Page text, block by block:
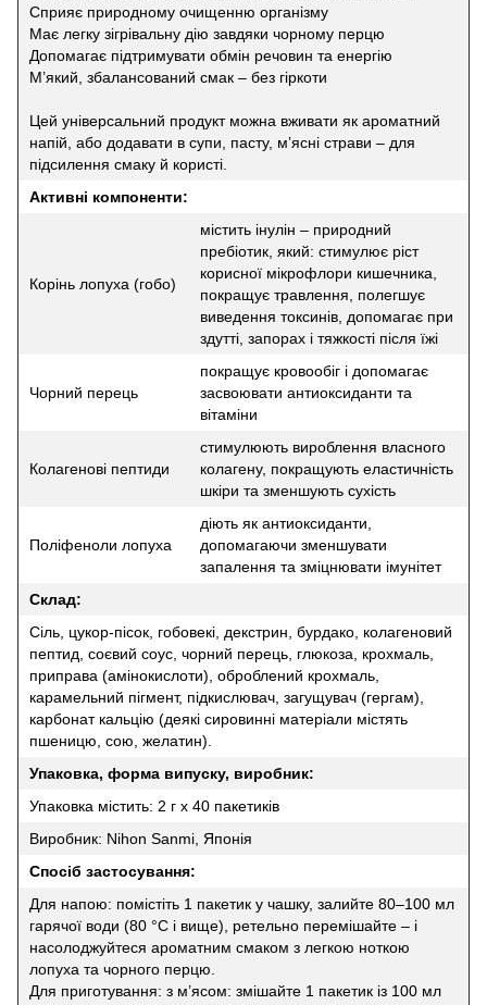
Сприяє природному очищенню організму
Має легку зігрівальну дію завдяки чорному перцю
Допомагає підтримувати обмін речовин та енергію
М’який, збалансований смак – без гіркоти
Цей універсальний продукт можна вживати як ароматний
напій, або додавати в супи, пасту, м’ясні страви – для
підсилення смаку й користі.
Активні компоненти:
Корінь лопуха (гобо)
містить інулін – природний
пребіотик, який: стимулює ріст
корисної мікрофлори кишечника,
покращує травлення, полегшує
виведення токсинів, допомагає при
здутті, запорах і тяжкості після їжі
Чорний перець
покращує кровообіг і допомагає
засвоювати антиоксиданти та
вітаміни
Колагенові пептиди
стимулюють вироблення власного
колагену, покращують еластичність
шкіри та зменшують сухість
Поліфеноли лопуха
діють як антиоксиданти,
допомагаючи зменшувати
запалення та зміцнювати імунітет
Склад:
Сіль, цукор-пісок, гобовекі, декстрин, бурдако, колагеновий
пептид, соєвий соус, чорний перець, глюкоза, крохмаль,
приправа (амінокислоти), оброблений крохмаль,
карамельний пігмент, підкислювач, загущувач (гергам),
карбонат кальцію (деякі сировинні матеріали містять
пшеницю, сою, желатин).
Упаковка, форма випуску, виробник:
Упаковка містить: 2 г х 40 пакетиків
Виробник: Nihon Sanmi, Японія
Спосіб застосування:
Для напою: помістіть 1 пакетик у чашку, залийте 80–100 мл
гарячої води (80 °C і вище), ретельно перемішайте – і
насолоджуйтеся ароматним смаком з легкою ноткою
лопуха та чорного перцю.
Для приготування: з м’ясом: змішайте 1 пакетик із 100 мл